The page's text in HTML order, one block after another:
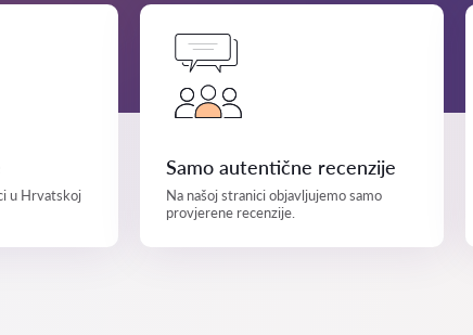
u Hrvatskoj
Samo autentične recenzije
Na našoj stranici objavljujemo samo
provjerene recenzije.